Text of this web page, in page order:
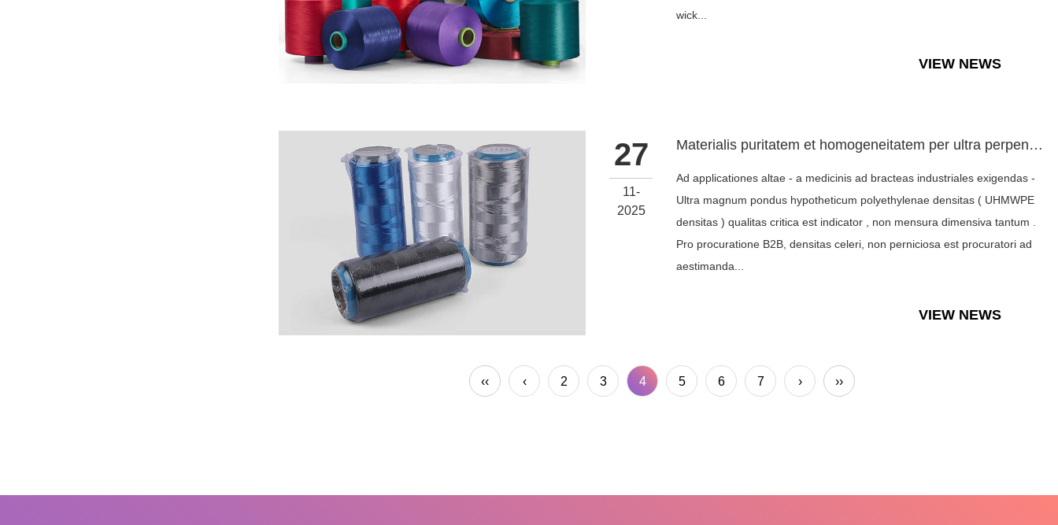
wick...
VIEW NEWS
27
11-
2025
Materialis puritatem et homogeneitatem per ultra perpendendi...
Ad applicationes altae - a medicinis ad bracteas industriales exigendas -
Ultra magnum pondus hypotheticum polyethylenae densitas ( UHMWPE
densitas ) qualitas critica est indicator , non mensura dimensiva tantum .
Pro procuratione B2B, densitas celeri, non perniciosa est procuratori ad
aestimanda...
VIEW NEWS
‹‹ ‹ 2 3 4 5 6 7 › ››